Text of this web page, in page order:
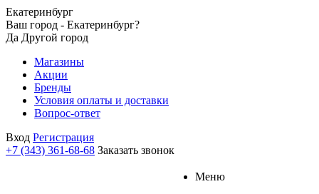
Екатеринбург
Ваш город - Екатеринбург?
Да Другой город
Магазины
Акции
Бренды
Условия оплаты и доставки
Вопрос-ответ
Вход Регистрация
+7 (343) 361-68-68 Заказать звонок
Меню